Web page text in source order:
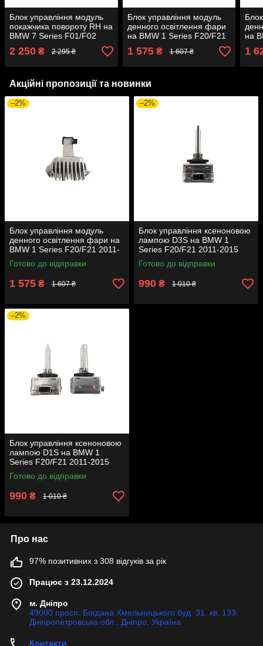
Блок управління модуль
покажчика повороту RH на
BMW 7 Series F01/F02
2008-2015 року
2 250 ₴ 2 295 ₴
Блок управління модуль
денного освітлення фари
на BMW 1 Series F20/F21
2011-2015 року
1 575₴ 1 607 ₴
на
1
Акційні пропозиції та новинки
–2%
Блок управління модуль
денного освітлення фари на
BMW 1 Series F20/F21 2011-
2015 року
Готово до відправки
1 575 ₴ 1 607 ₴
–2%
Блок управління ксеноновою
лампою D3S на BMW 1
Series F20/F21 2011-2015
року
Готово до відправки
990 ₴ 1 010 ₴
–2%
Блок управління ксеноновою
лампою D1S на BMW 1
Series F20/F21 2011-2015
року
Готово до відправки
990 ₴ 1 010 ₴
Про нас
97% позитивних з 308 відгуків за рік
Працює з 23.12.2024
м. Дніпро
49000 просп. Богдана Хмельницького буд. 31, кв. 133,
Дніпропетровська обл., Дніпро, Україна
Контакти